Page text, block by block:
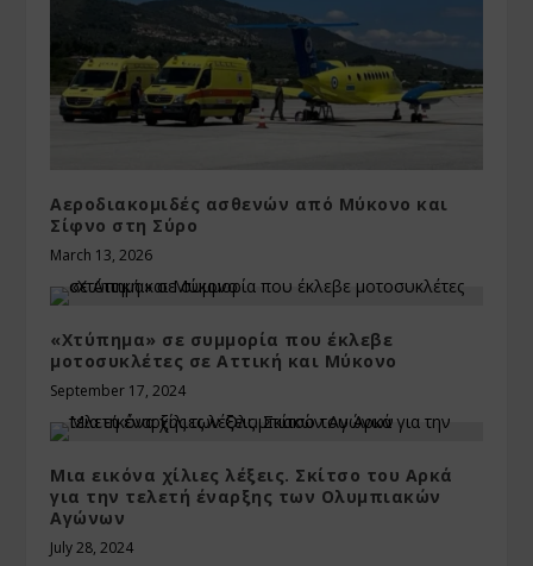
Αεροδιακομιδές ασθενών από Μύκονο και
Σίφνο στη Σύρο
March 13, 2026
«Χτύπημα» σε συμμορία που έκλεβε
μοτοσυκλέτες σε Αττική και Μύκονο
September 17, 2024
Μια εικόνα χίλιες λέξεις. Σκίτσο του Αρκά
για την τελετή έναρξης των Ολυμπιακών
Αγώνων
July 28, 2024